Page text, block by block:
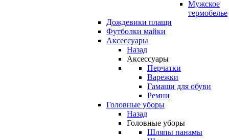
Мужское
термобелье
Дождевики плащи
Футболки майки
Аксессуары
Назад
Аксессуары
Перчатки
Варежки
Гамаши для обуви
Ремни
Головные уборы
Назад
Головные уборы
Шляпы панамы